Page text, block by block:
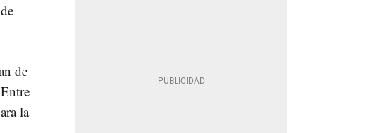
de
la